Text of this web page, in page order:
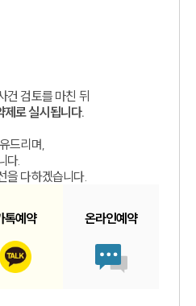
건 검토를 마친 뒤
로 실시됩니다.
드리며,
다.
을 다하겠습니다.
톡예약 온라인예약